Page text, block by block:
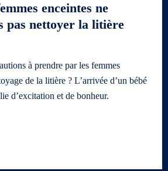
enceintes ne
pas nettoyer la litière
à prendre par les femmes
de la litière ? L’arrivée d’un bébé
d’excitation et de bonheur.